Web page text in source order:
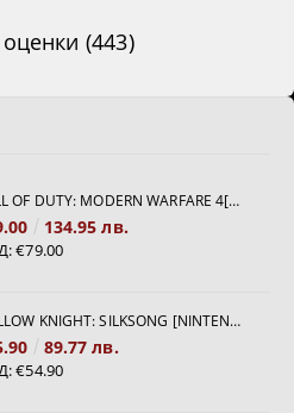
(443)
CALL OF DUTY: MODERN WARFARE 4[PS5]
134.95 лв.
€79.00
HOLLOW KNIGHT: SILKSONG [NINTENDO SWITCH 2]
89.77 лв.
€54.90